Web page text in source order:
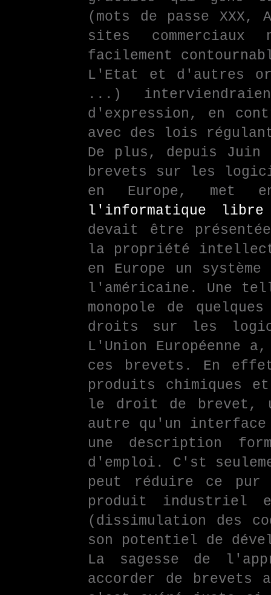
(mots de passe
sites
facilement
L'Etat et d'autres
...)
d'expression, en
avec des lois
De plus, depuis Juin
brevets sur les
en Europe, met
l'informatique libre
devait être
la propriété
en Europe un
l'américaine. Une
monopole de
droits sur les
L'Union Européenne
ces brevets. En
produits chimiques
le droit de brevet,
autre qu'un interface
une description
d'emploi. C'st
peut réduire ce
produit industriel
(dissimulation des
son potentiel de
La sagesse de
accorder de brevets